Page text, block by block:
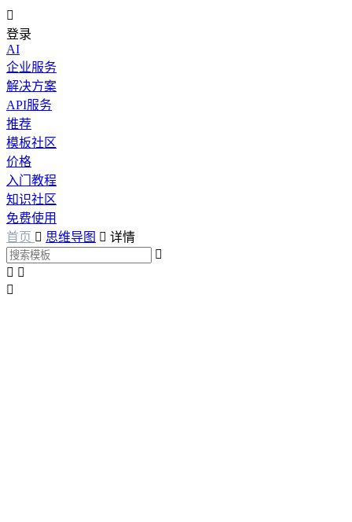

登录
AI
企业服务
解决方案
API服务
推荐
模板社区
价格
入门教程
知识社区
免费使用
首页  思维导图  详情

 
